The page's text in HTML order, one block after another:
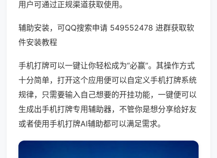
用户可通过正规渠道获取使用。
辅助安装，可QQ搜索申请 549552478 进群获取软
件安装教程
手机打牌可以一键让你轻松成为“必赢”。其操作方式
十分简单，打开这个应用便可以自定义手机打牌系统
规律，只需要输入自己想要的开挂功能，一键便可以
生成出手机打牌专用辅助器，不管你是想分享给好友
或者使用手机打牌AI辅助都可以满足需求。